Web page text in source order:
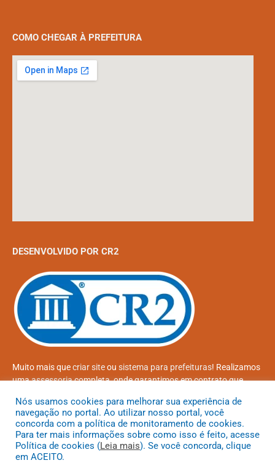
COMO CHEGAR À PREFEITURA
DESENVOLVIDO POR CR2
Muito mais quecriar siteou sistema para prefeituras! Realizamos
umaassessoriacompleta, onde garantimos em contrato que
atendidas.
Conheça oPNTPe oRadar da Transparência Pública
Nós usamos cookies para melhorar sua experiência de
navegação no portal. Ao utilizar nosso portal, você
concorda com a política de monitoramento de cookies.
Para ter mais informações sobre como isso é feito, acesse
Política de cookies (Leia mais). Se você concorda, clique
em ACEITO.